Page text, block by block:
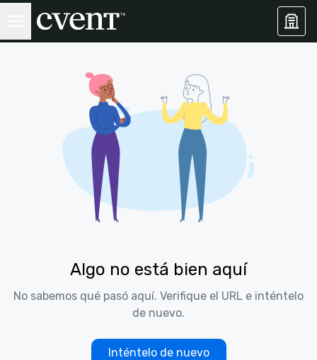
Algo no está bien aquí
No sabemos qué pasó aquí. Verifique el URL e inténtelo
de nuevo.
Inténtelo de nuevo